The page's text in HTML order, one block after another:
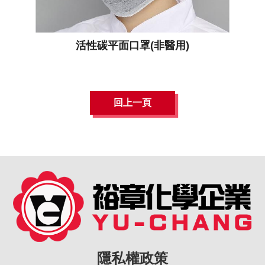
活性碳平面口罩(非醫用)
回上一頁
隱私權政策